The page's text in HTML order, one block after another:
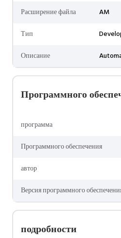
Расширение файла
AM
Тип
Описание
Программного
программа
Программного обеспечения
автор
Версия программного
подробности